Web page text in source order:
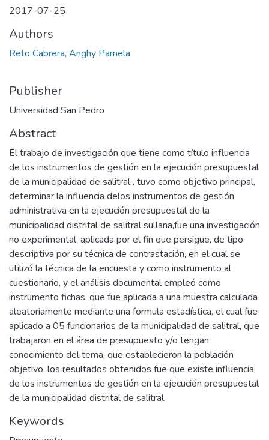
2017-07-25
Authors
Reto Cabrera, Anghy Pamela
Publisher
Universidad San Pedro
Abstract
El trabajo de investigación que tiene como título influencia
de los instrumentos de gestión en la ejecución presupuestal
de la municipalidad de salitral , tuvo como objetivo principal,
determinar la influencia delos instrumentos de gestión
administrativa en la ejecución presupuestal de la
municipalidad distrital de salitral sullana,fue una investigación
no experimental, aplicada por el fin que persigue, de tipo
descriptiva por su técnica de contrastación, en el cual se
utilizó la técnica de la encuesta y como instrumento al
cuestionario, y el análisis documental empleó como
instrumento fichas, que fue aplicada a una muestra calculada
aleatoriamente mediante una formula estadística, el cual fue
aplicado a 05 funcionarios de la municipalidad de salitral, que
trabajaron en el área de presupuesto y/o tengan
conocimiento del tema, que establecieron la población
objetivo, los resultados obtenidos fue que existe influencia
de los instrumentos de gestión en la ejecución presupuestal
de la municipalidad distrital de salitral.
Keywords